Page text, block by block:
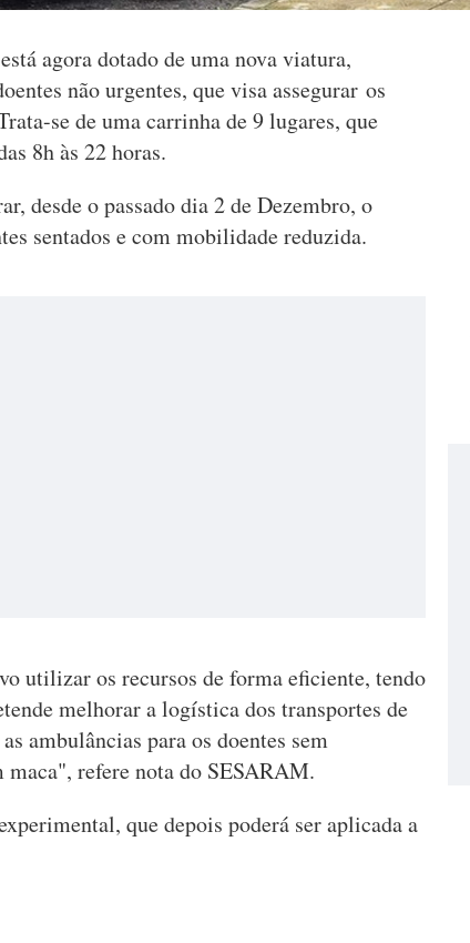
agora dotado de uma nova viatura,
não urgentes, que visa assegurar os
se de uma carrinha de 9 lugares, que
8h às 22 horas.
desde o passado dia 2 de Dezembro, o
sentados e com mobilidade reduzida.
utilizar os recursos de forma eficiente, tendo
melhorar a logística dos transportes de
ambulâncias para os doentes sem
refere nota do SESARAM.
que depois poderá ser aplicada a